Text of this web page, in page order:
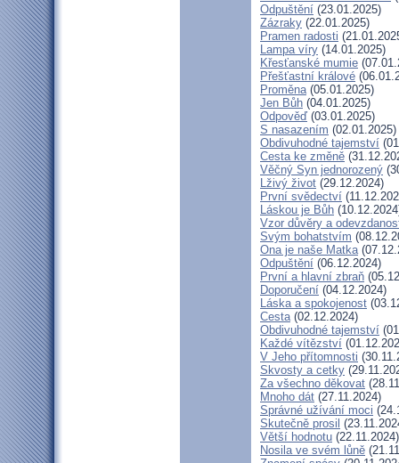
Odpuštění (23.01.2025)
Zázraky (22.01.2025)
Pramen radosti
Lampa víry (14.01.2025)
Křesťanské mumie
Přešťastní králové
Proměna(05.01.2025)
Jen Bůh (04.01.2025)
Odpověď (03.01.2025)
S nasazením (02.01.2025)
Obdivuhodné tajemství
Cesta ke změně
Věčný Syn jednorozený
Lživý život (29.12.2024)
První svědectví
Láskou je Bůh
Vzor důvěry a
Svým bohatstvím
Ona je naše Matka
Odpuštění (06.12.2024)
První a hlavní zbraň
Doporučení (04.12.2024)
Láska a spokojenost
Cesta(02.12.2024)
Obdivuhodné tajemství
Každé vítězství
V Jeho přítomnosti
Skvosty a cetky
Za všechno děkovat
Mnoho dát (27.11.2024)
Správné užívání moci
Skutečně prosil
Větší hodnotu (22.11.2024)
Nosila ve svém lůně